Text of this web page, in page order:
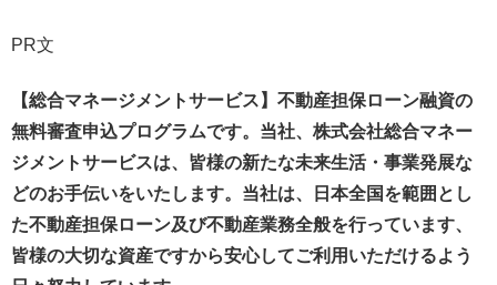
PR文
【総合マネージメントサービス】不動産担保ローン融資の
無料審査申込プログラムです。 当社、株式会社総合マネー
ジメントサービスは、 皆様の新たな未来生活・事業発展な
どのお手伝いをいたします。 当社は、日本全国を範囲とし
た不動産担保ローン及び不動産業務全般を行っています、
皆様の大切な資産ですから安心してご利用いただけるよう